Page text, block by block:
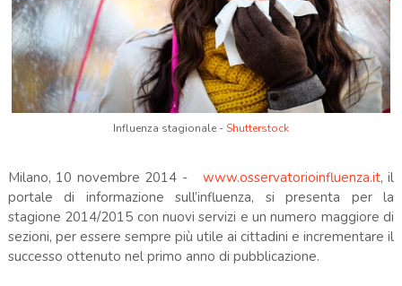
Influenza stagionale -Shutterstock
Milano, 10 novembre 2014 - www.osservatorioinfluenza.it, il
portale di informazione sull’influenza, si presenta per la
stagione 2014/2015 con nuovi servizi e un numero maggiore di
sezioni, per essere sempre più utile ai cittadini e incrementare il
successo ottenuto nel primo anno di pubblicazione.